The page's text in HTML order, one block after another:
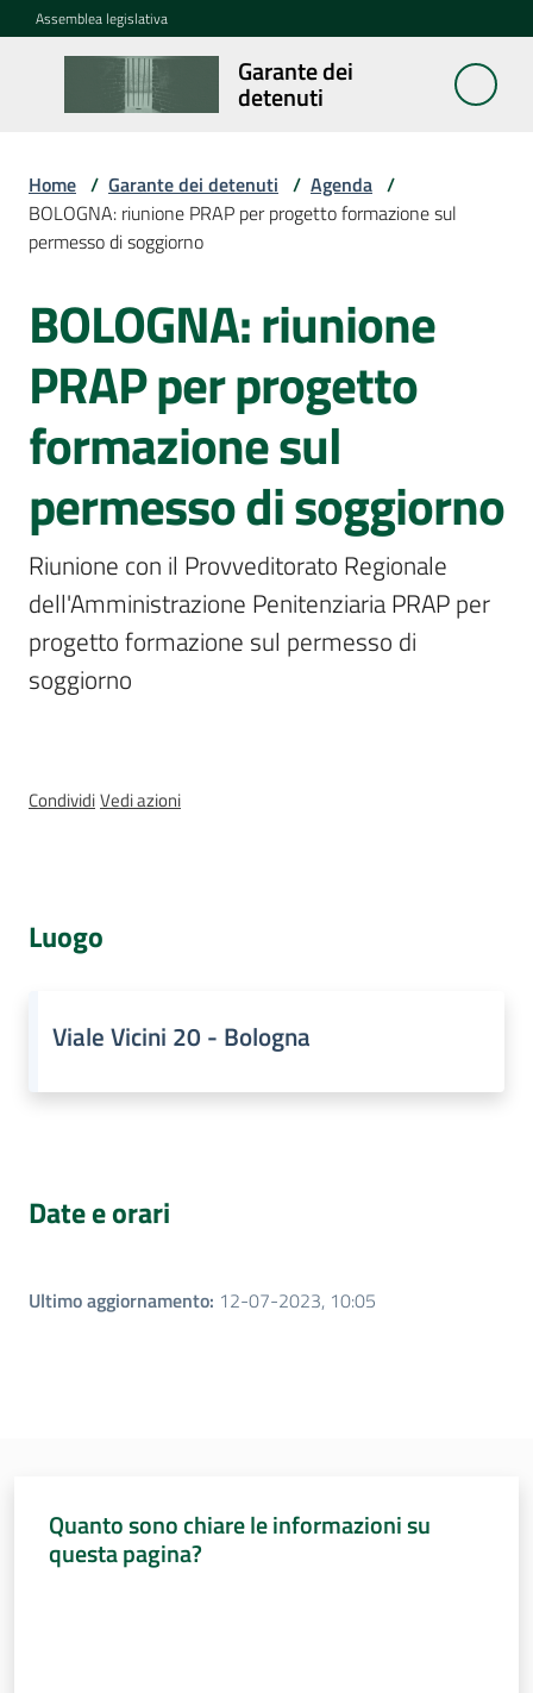
Vai al contenuto
Vai alla navigazione
Vai al footer
Assemblea legislativa
Garante dei
detenuti
Garante
dei
Cosa
Notizie
Segnalazioni
Assemblea
legislativa
Assemblea
Per i cittadini
Home / Garante dei detenuti / Agenda /
BOLOGNA: riunione PRAP per progetto formazione sul
permesso di soggiorno
Salta al contenuto
BOLOGNA: riunione
PRAP per progetto
formazione sul
permesso di soggiorno
Riunione con il Provveditorato Regionale
dell'Amministrazione Penitenziaria PRAP per
progetto formazione sul permesso di
soggiorno
CondividiVedi azioni
Luogo
Viale Vicini 20 - Bologna
Date e orari
Ultimo aggiornamento: 12-07-2023, 10:05
Quanto sono chiare le informazioni su
questa pagina?